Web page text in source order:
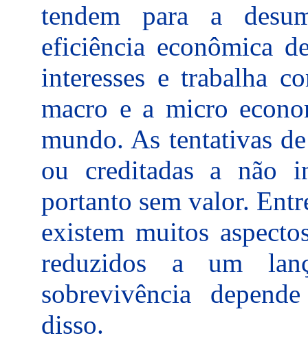
tendem para a
eficiência econômica
interesses e trabalha
macro e a micro
mundo. As tentativas
ou creditadas a não
portanto sem valor.
existem muitos
reduzidos a um
sobrevivência
disso.